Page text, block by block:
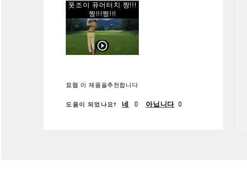
18홀내내 발이편하고 100%
방수 심지어 너무 멋스럽기
까지 하죠. 우리모두 풋조이
골프와 함께 즐거운 라운딩
어떠세요? ㄱㄱㄱ
가능
풋조이 퓨어터치 짱!!!
짱!!!짱!!!
요점 이 제품을추천합니다
도움이 되었나요? 네 0 아닙니다 0